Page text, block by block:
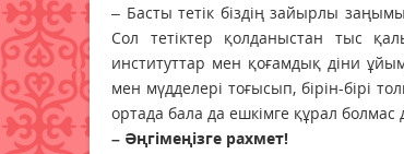
– Басты тетік біздің зайырлы
Сол тетіктер қолданыстан тыс
институттар мен қоғамдық діни
мен мүдделері тоғысып, бірін-бірі
ортада бала да ешкімге құрал
– Әңгімеңізге рахмет!